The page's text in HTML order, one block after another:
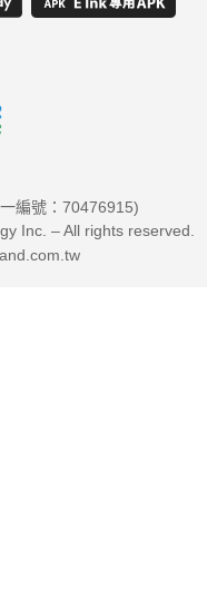
編號：70476915)
Inc. – All rights reserved.